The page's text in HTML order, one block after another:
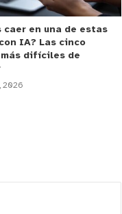
caer en una de estas
IA? Las cinco
difíciles de
2026